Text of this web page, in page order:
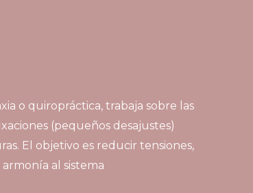
o quiropráctica, trabaja sobre las
(pequeños desajustes)
El objetivo es reducir tensiones,
al sistema